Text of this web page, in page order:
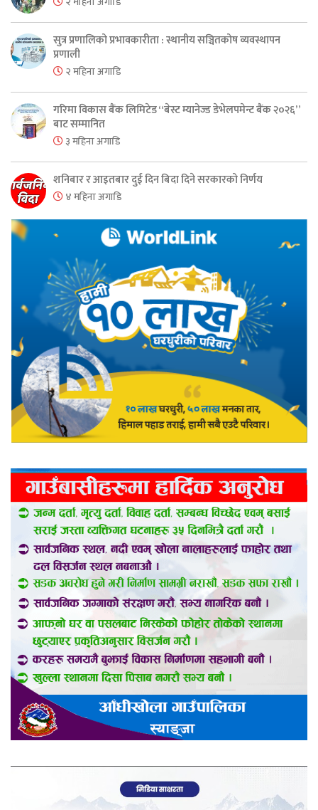
सुत्र प्रणालिको प्रभावकारीता : स्थानीय सञ्चितकोष व्यवस्थापन
प्रणाली
२ महिना अगाडि
गरिमा विकास बैंक लिमिटेड “बेस्ट म्यानेज्ड डेभेलपमेन्ट बैंक २०२६”
बाट सम्मानित
३ महिना अगाडि
शनिबार र आइतबार दुई दिन बिदा दिने सरकारको निर्णय
४ महिना अगाडि